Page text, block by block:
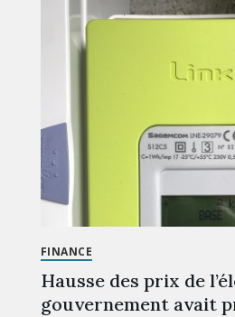
FINANCE
Hausse des prix de
gouvernement avait